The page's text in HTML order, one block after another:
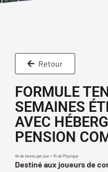
Retour
FORMULE
SEMAINES
AVEC
PENSION
4h de tennis par jour + 1h de Physique
Destiné aux joueurs de